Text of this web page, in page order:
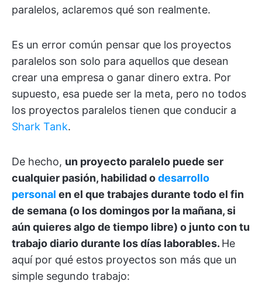
paralelos, aclaremos qué son realmente.
Es un error común pensar que los proyectos
paralelos son solo para aquellos que desean
crear una empresa o ganar dinero extra. Por
supuesto, esa puede ser la meta, pero no todos
los proyectos paralelos tienen que conducir a
Shark Tank.
De hecho, un proyecto paralelo puede ser
cualquier pasión, habilidad odesarrollo
personal en el que trabajes durante todo el fin
de semana (o los domingos por la mañana, si
aún quieres algo de tiempo libre) o junto con tu
trabajo diario durante los días laborables. He
aquí por qué estos proyectos son más que un
simple segundo trabajo: